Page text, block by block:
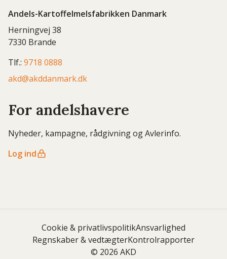
Andels-Kartoffelmelsfabrikken Danmark
Herningvej 38
7330 Brande
Tlf.: 9718 0888
akd@akddanmark.dk
For andelshavere
Nyheder, kampagne, rådgivning og Avlerinfo.
Log ind
Cookie & privatlivspolitikAnsvarlighed
Regnskaber & vedtægterKontrolrapporter
© 2026 AKD